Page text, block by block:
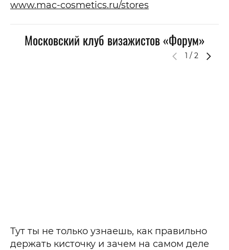
www.mac-cosmetics.ru/stores
Московский клуб визажистов «Форум»
1 / 2
Тут ты не только узнаешь, как правильно
держать кисточку и зачем на самом деле